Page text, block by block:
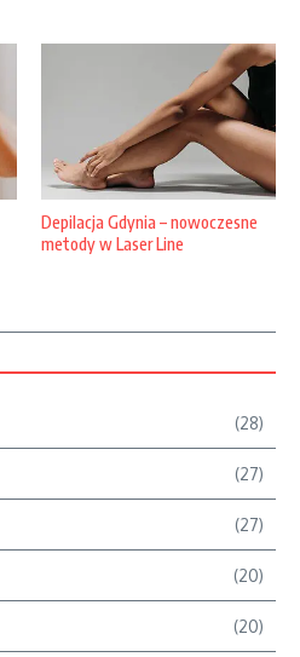
Depilacja Gdynia – nowoczesne
metody w Laser Line
(28)
(27)
(27)
(20)
(20)